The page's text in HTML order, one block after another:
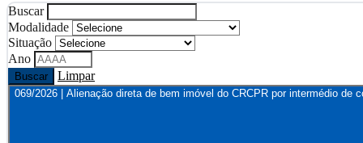
Buscar
Modalidade
Situação
Ano
Buscar Limpar
069/2026 | Alienação direta de bem imóvel do CRCPR por intermédio de